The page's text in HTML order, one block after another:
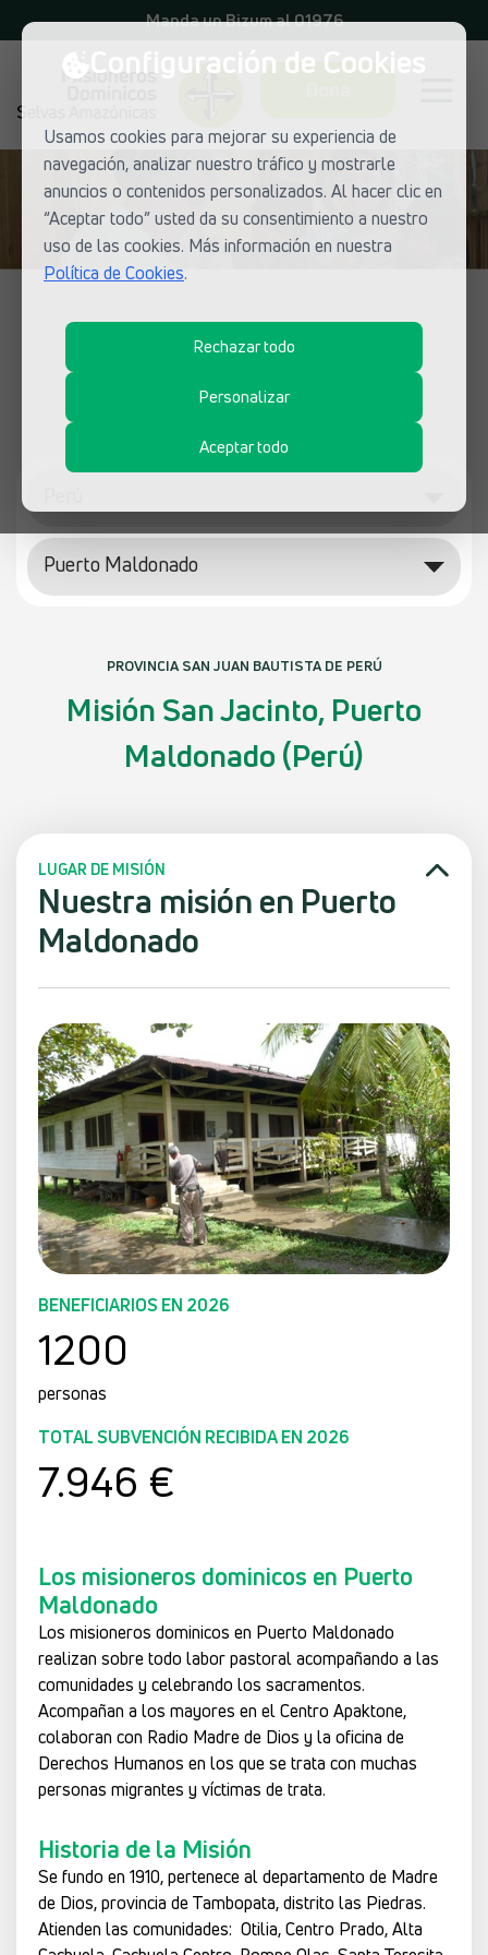
Configuración de Cookies
Usamos cookies para mejorar su experiencia de
navegación, analizar nuestro tráfico y mostrarle
anuncios o contenidos personalizados. Al hacer clic en
“Aceptar todo” usted da su consentimiento a nuestro
uso de las cookies. Más información en nuestra
Política de Cookies.
Rechazar todo
Personalizar
Aceptar todo
Manda un Bizum al 01976
Descubre los proyectos de
Selvas Amazónicas
Puerto Maldonado
PROVINCIA SAN JUAN BAUTISTA DE PERÚ
Misión San Jacinto, Puerto
Maldonado (Perú)
LUGAR DE MISIÓN
Nuestra misión en Puerto
Maldonado
Los misioneros dominicos en Puerto
Maldonado
Los misioneros dominicos en Puerto Maldonado
realizan sobre todo labor pastoral acompañando a las
comunidades y celebrando los sacramentos.
Acompañan a los mayores en el Centro Apaktone,
colaboran con Radio Madre de Dios y la oficina de
Derechos Humanos en los que se trata con muchas
personas migrantes y víctimas de trata.
Historia de la Misión
Se fundo en 1910, pertenece al departamento de Madre
de Dios, provincia de Tambopata, distrito las Piedras.
Atienden las comunidades: Otilia, Centro Prado, Alta
BENEFICIARIOS EN 2026
1200
personas
TOTAL SUBVENCIÓN RECIBIDA EN 2026
7.946 €